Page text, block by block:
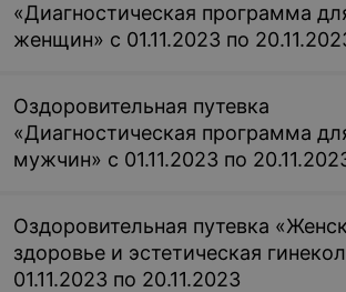
только по телефону
в номере
запись
только по
Двухкомнатный
двухместный номер
«Люкс»
Цена по запросу
«Люкс»
запись
только по
Цена по
«Диагностическая программа
женщин» с 01.11.2023 по
Оздоровительная путевка
«Диагностическая программа
мужчин» с 01.11.2023 по
Оздоровительная путевка
здоровье и эстетическая
01.11.2023 по 20.11.2023